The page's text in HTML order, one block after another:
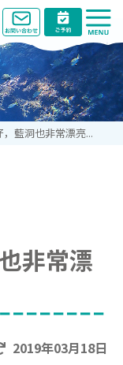
藍洞也非常漂亮...
非常漂
2019年03月18日